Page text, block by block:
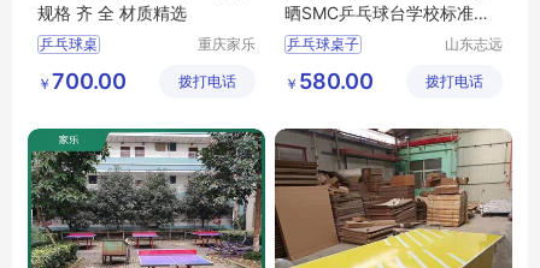
规格 齐 全 材质精选
乒乓球桌
广安乒乓球赛
文山乒乓球桌子
重庆家乐
有限公司
￥ 700.00 拨打电话
晒SMC乒乓球台学校标准比
赛训练桌
乒乓球桌子
山东志远
有限公司
￥ 580.00 拨打电话